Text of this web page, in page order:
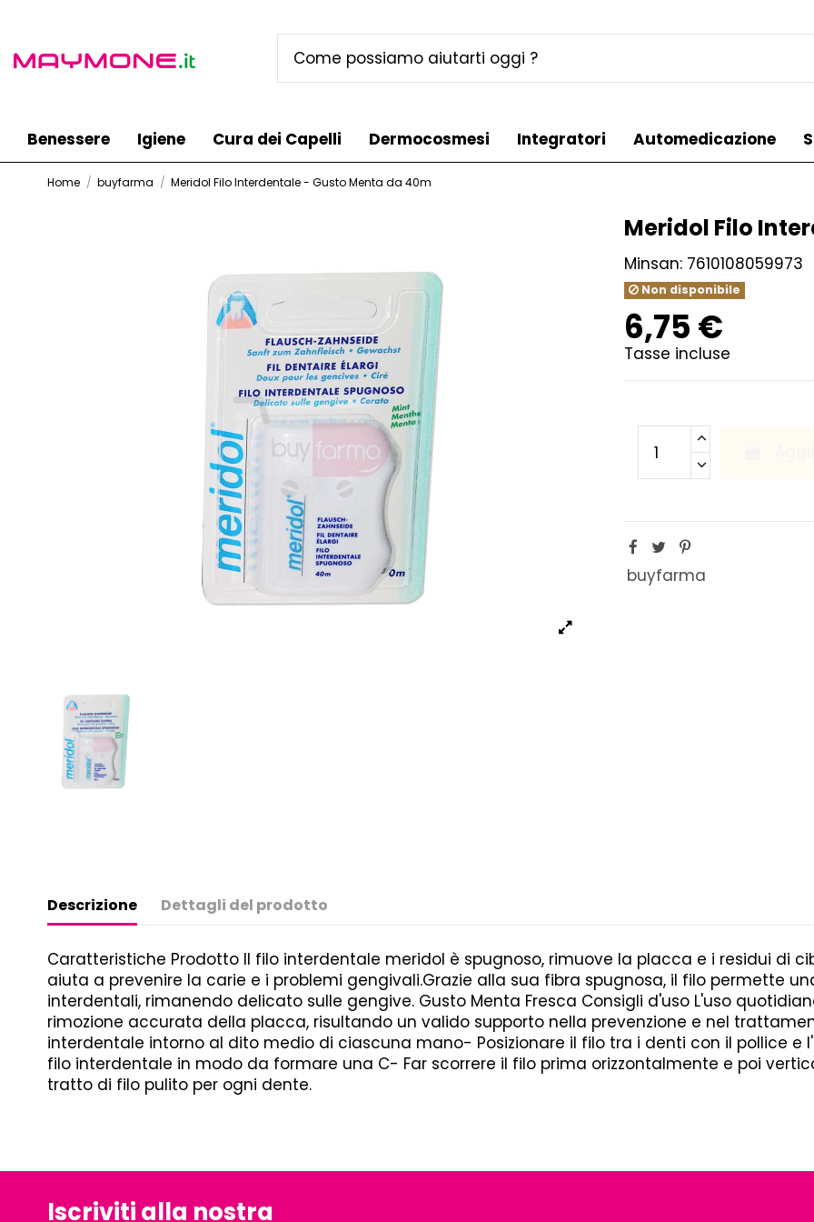
Benessere Igiene Cura dei Capelli Dermocosmesi Integratori Automedicazione
Home buyfarma Meridol Filo Interdentale - Gusto Menta da 40m
Meridol Filo
Minsan: 7610108059973
Non disponibile
6,75 €
Tasse incluse
buyfarma
Descrizione Dettagli del prodotto
Caratteristiche Prodotto Il filo interdentale meridol è spugnoso, rimuove la placca e i residui di
aiuta a prevenire la carie e i problemi gengivali.Grazie alla sua fibra spugnosa, il filo permette
interdentali, rimanendo delicato sulle gengive. Gusto Menta Fresca Consigli d'uso L'uso
rimozione accurata della placca, risultando un valido supporto nella prevenzione e nel
interdentale intorno al dito medio di ciascuna mano- Posizionare il filo tra i denti con il pollice e
filo interdentale in modo da formare una C- Far scorrere il filo prima orizzontalmente e poi
tratto di filo pulito per ogni dente.
Iscriviti alla nostra